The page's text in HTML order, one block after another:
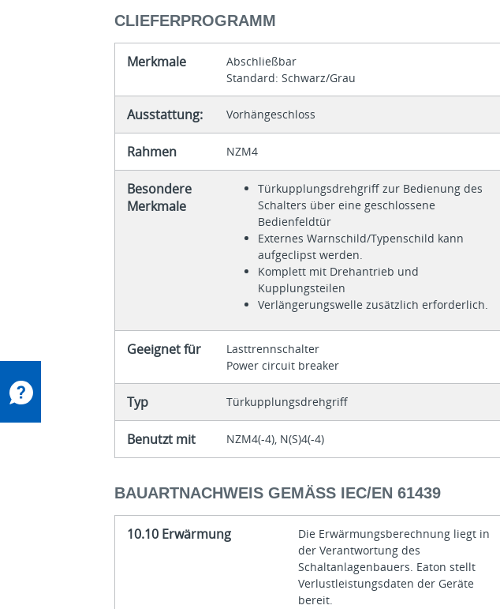
CLIEFERPROGRAMM
Merkmale
Abschließbar
Standard: Schwarz/Grau
Ausstattung: Vorhängeschloss
Rahmen NZM4
Besondere
Merkmale
Türkupplungsdrehgriff zur Bedienung des
Schalters über eine geschlossene
Bedienfeldtür
Externes Warnschild/Typenschild kann
aufgeclipst werden.
Komplett mit Drehantrieb und
Kupplungsteilen
Verlängerungswelle zusätzlich erforderlich.
Geeignet für
Lasttrennschalter
Power circuit breaker
Typ Türkupplungsdrehgriff
Benutzt mit NZM4(-4), N(S)4(-4)
BAUARTNACHWEIS GEMÄSS IEC/EN 61439
10.10 Erwärmung
Die Erwärmungsberechnung liegt in
der Verantwortung des
Schaltanlagenbauers. Eaton stellt
Verlustleistungsdaten der Geräte
bereit.